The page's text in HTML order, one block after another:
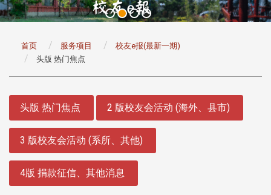
首页 服务项目
校友e报(最新一期)
头版 热门焦点
头版 热门焦点 2 版校友会活动 (海外、县市)
3 版校友会活动 (系所、其他)
4版 捐款征信、其他消息